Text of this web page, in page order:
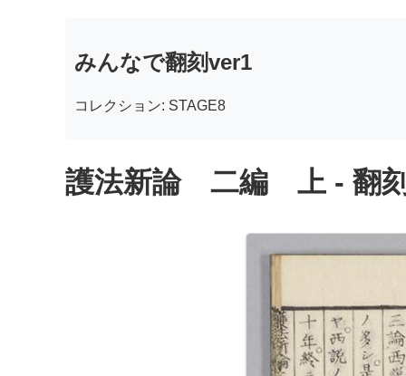
みんなで翻刻ver1
コレクション: STAGE8
護法新論 二編 上 - 翻